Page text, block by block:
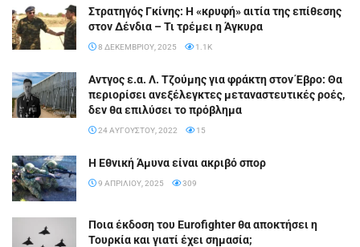
Στρατηγός Γκίνης: Η «κρυφή» αιτία της επίθεσης
στον Δένδια – Τι τρέμει η Άγκυρα
8 ΔΕΚΕΜΒΡΊΟΥ, 2025 1.1K
Aντγος ε.α. Λ. Tζούμης για φράκτη στον Έβρο: Θα
περιορίσει ανεξέλεγκτες μεταναστευτικές ροές,
δεν θα επιλύσει το πρόβλημα
24 ΑΥΓΟΎΣΤΟΥ, 2022 15
Η Εθνική Άμυνα είναι ακριβό σπορ
9 ΑΠΡΙΛΊΟΥ, 2025 309
Ποια έκδοση του Eurofighter θα αποκτήσει η
Τουρκία και γιατί έχει σημασία;